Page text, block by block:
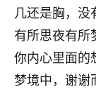
几还是胸，没
有所思夜有所
你内心里面的
梦境中，谢谢
优秀的张
老师收徒
2天前 来自